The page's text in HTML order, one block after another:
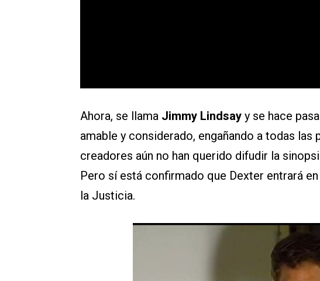
Ahora, se llama Jimmy Lindsay y se hace
amable y considerado, engañando a todas las
creadores aún no han querido difudir la
Pero sí está confirmado que Dexter entrará
la Justicia.